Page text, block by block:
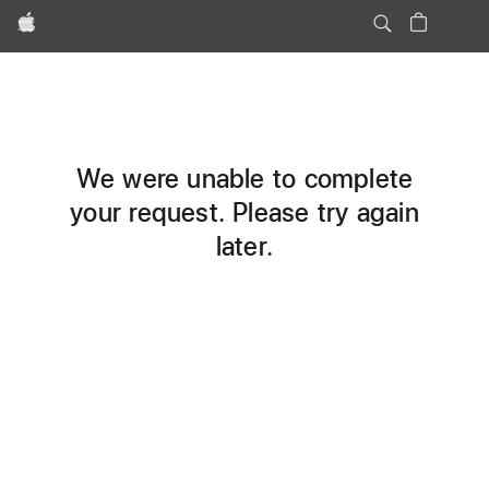
Apple
We were unable to complete
your request. Please try again
later.